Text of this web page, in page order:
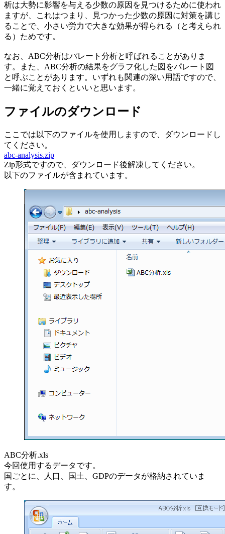
析は大勢に影響を与える少数の原因を見つけるために使われ
ますが、これはつまり、見つかった少数の原因に対策を講じ
ることで、小さい労力で大きな効果が得られる（と考えられ
る）ためです。
なお、ABC分析はパレート分析と呼ばれることがありま
す。また、ABC分析の結果をグラフ化した図をパレート図
と呼ぶことがあります。いずれも関連の深い用語ですので、
一緒に覚えておくといいと思います。
ファイルのダウンロード
ここでは以下のファイルを使用しますので、ダウンロードし
てください。
abc-analysis.zip
Zip形式ですので、ダウンロード後解凍してください。
以下のファイルが含まれています。
ABC分析.xls
今回使用するデータです。
国ごとに、人口、国土、GDPのデータが格納されていま
す。